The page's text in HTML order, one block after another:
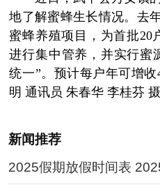
地了解蜜蜂生长情况。去
蜜蜂养殖项目，为首批20
进行集中管养，并实行蜜
统一”。预计每户年可增
明 通讯员 朱春华 李桂芬 摄
新闻推荐
2025假期放假时间表